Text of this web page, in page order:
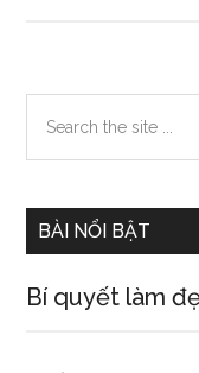
mơ
tỉnh
Primary
Sidebar
the
BÀI NỔI BẬT
Bí quyết làm